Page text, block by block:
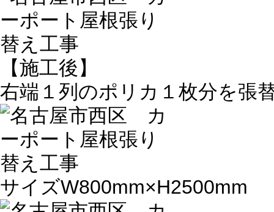
【施工後】
右端１列のポリカ１枚分を張
サイズW800mm×H2500mm